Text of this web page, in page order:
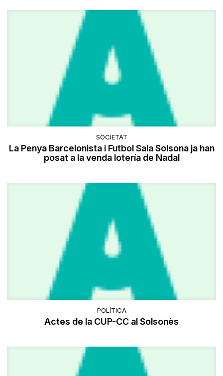
SOCIETAT
La Penya Barcelonista i Futbol Sala Solsona ja han
posat a la venda lotería de Nadal
POLÍTICA
Actes de la CUP-CC al Solsonès